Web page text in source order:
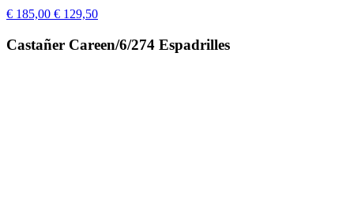
€ 185,00 € 129,50
Castañer Careen/6/274 Espadrilles